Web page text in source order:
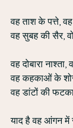
वह ताश के पत्ते,
वह सुबह की सैर, वो
वह दोबारा
वह कहकाओं के
वह डांटों की
याद है वह आंगन